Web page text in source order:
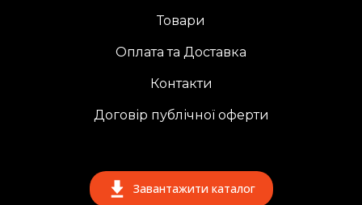
Товари
Оплата та Доставка
Контакти
Договір публічної оферти
Завантажити каталог